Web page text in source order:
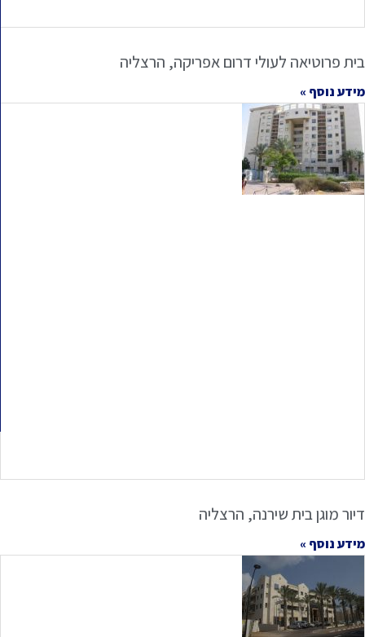
בית פרוטיאה לעולי דרום אפריקה, הרצליה
מידע נוסף »
דיור מוגן בית שירנה, הרצליה
מידע נוסף »